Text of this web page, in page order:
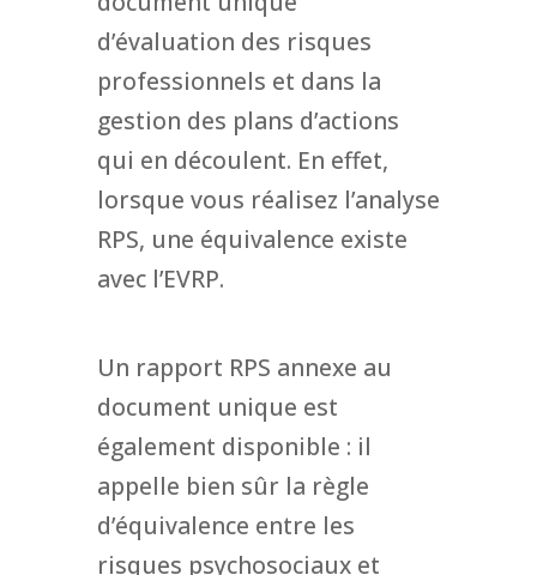
d’évaluation des risques
professionnels et dans la
gestion des plans d’actions
qui en découlent. En effet,
lorsque vous réalisez l’analyse
RPS, une équivalence existe
avec l’EVRP.
Un rapport RPS annexe au
document unique est
également disponible : il
appelle bien sûr la règle
d’équivalence entre les
risques psychosociaux et